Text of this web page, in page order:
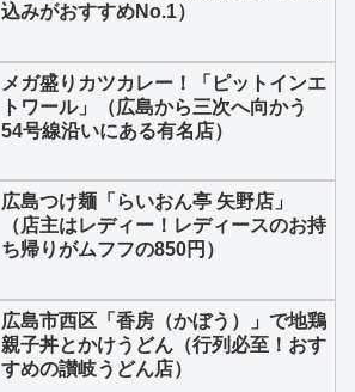
込みがおすすめNo.1）
メガ盛りカツカレー！「ピットインエ
トワール」（広島から三次へ向かう
54号線沿いにある有名店）
広島つけ麺「らいおん亭 矢野店」
（店主はレディー！レディースのお持
ち帰りがムフフの850円）
広島市西区「香房（かぼう）」で地鶏
親子丼とかけうどん（行列必至！おす
すめの讃岐うどん店）